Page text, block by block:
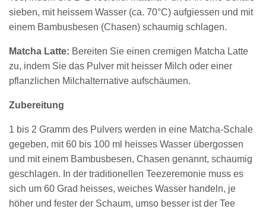
sieben, mit heissem Wasser (ca. 70°C) aufgiessen und mit
einem Bambusbesen (Chasen) schaumig schlagen.
Matcha Latte: Bereiten Sie einen cremigen Matcha Latte
zu, indem Sie das Pulver mit heisser Milch oder einer
pflanzlichen Milchalternative aufschäumen.
Zubereitung
1 bis 2 Gramm des Pulvers werden in eine Matcha-Schale
gegeben, mit 60 bis 100 ml heisses Wasser übergossen
und mit einem Bambusbesen, Chasen genannt, schaumig
geschlagen. In der traditionellen Teezeremonie muss es
sich um 60 Grad heisses, weiches Wasser handeln, je
höher und fester der Schaum, umso besser ist der Tee